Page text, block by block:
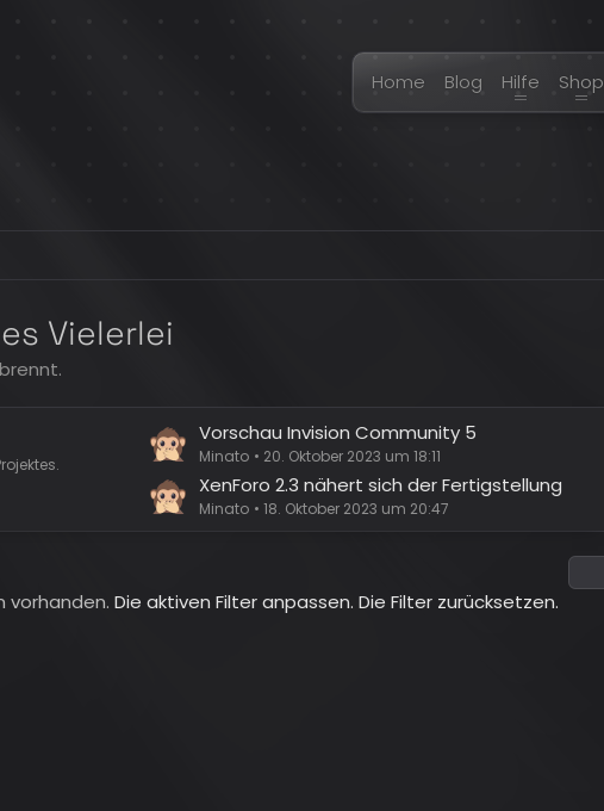
Home Blog Hilfe Shop
Vielerlei
L
e
t
z
B
e
Vorschau Invision Community 5
Minato 20. Oktober 2023 um 18:11
XenForo 2.3 nähert sich der Fertigstellung
Minato 18. Oktober 2023 um 20:47
vorhanden. Die aktiven Filter anpassen. Die Filter zurücksetzen.